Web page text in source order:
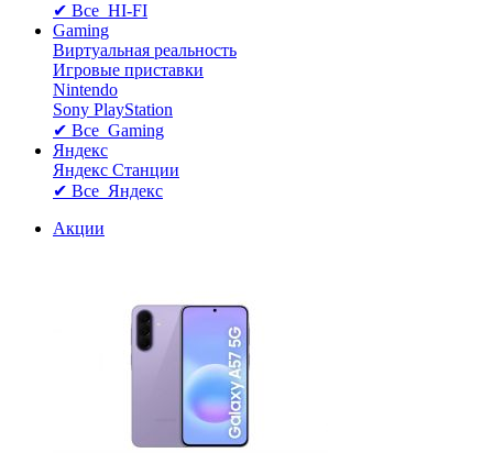
✔ Все HI-FI
Gaming
Виртуальная реальность
Игровые приставки
Nintendo
Sony PlayStation
✔ Все Gaming
Яндекс
Яндекс Станции
✔ Все Яндекс
Акции